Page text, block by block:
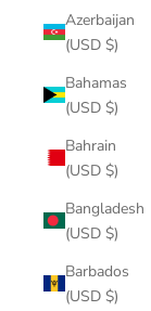
Azerbaijan
(USD $)
Bahamas
(USD $)
Bahrain
(USD $)
Bangladesh
(USD $)
Barbados
(USD $)